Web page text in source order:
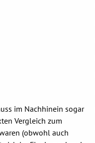
im Nachhinein sogar
Vergleich zum
(obwohl auch